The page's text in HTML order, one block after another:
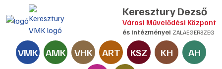
Keresztury Dezső
Városi Művelődési Központ
és intézményei ZALAEGERSZEG
VMK AMK VHK ART KSZ KH
AH